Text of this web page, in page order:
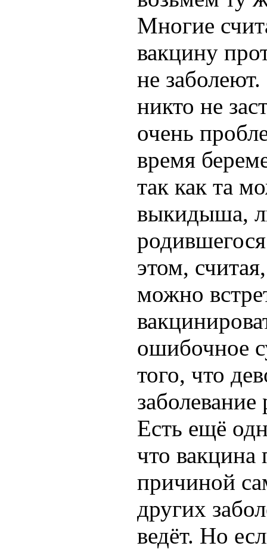
Многие
вакцину
не
никто не
очень
время
так как та
выкидыша,
этом,
можно
ошибочное
того, что
заболевание
Есть ещё
что вакцина
причиной
других
ведёт. Но